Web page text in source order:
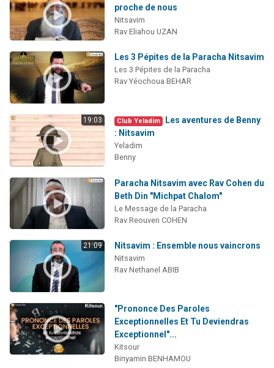
proche de nous
Nitsavim
Rav Eliahou UZAN
Les 3 Pépites de la Paracha Nitsavim
Les 3 Pépites de la Paracha
Rav Yéochoua BEHAR
19:03 Club Yeladim
Les aventures de Benny
: Nitsavim
Yeladim
Benny
Paracha Nitsavim avec Rav Cohen du
Beth Din "Michpat Chalom"
Le Message de la Paracha
Rav Reouven COHEN
21:09 Nitsavim : Ensemble nous vaincrons
Nitsavim
Rav Nethanel ABIB
"Prononce Des Paroles
Exceptionnelles Et Tu Deviendras
Exceptionnel"...
Kitsour
Binyamin BENHAMOU